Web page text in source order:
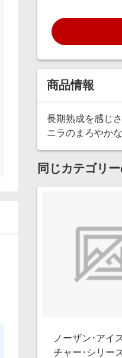
商品情報
長期熟成を感じ
ニラのまろやか
同じカテゴリ
ノーザン･アイ
チャー･シリー